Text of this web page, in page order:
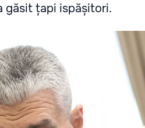
găsit țapi ispășitori.